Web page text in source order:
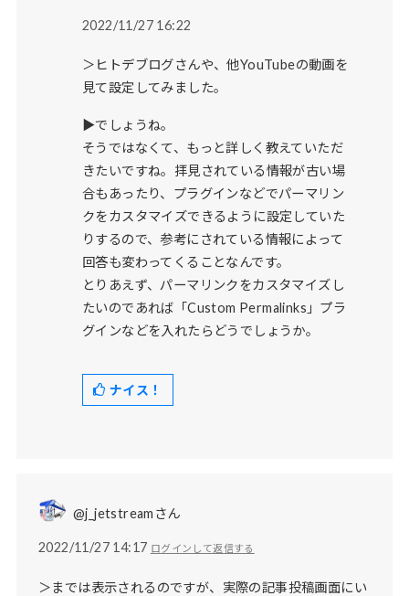
2022/11/27 16:22
＞ヒトデブログさんや、他YouTubeの動画を
見て設定してみました。
▶でしょうね。
そうではなくて、もっと詳しく教えていただ
きたいですね。拝見されている情報が古い場
合もあったり、プラグインなどでパーマリン
クをカスタマイズできるように設定していた
りするので、参考にされている情報によって
回答も変わってくることなんです。
とりあえず、パーマリンクをカスタマイズし
たいのであれば「Custom Permalinks」プラ
グインなどを入れたらどうでしょうか。
ナイス！
@j_jetstreamさん
2022/11/27 14:17 ログインして返信する
＞までは表示されるのですが、実際の記事投稿画面にい